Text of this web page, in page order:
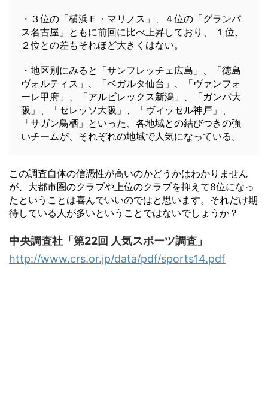
・３位の「横浜Ｆ・マリノス」、４位の「グランパ
ス名古屋」ともに前回に比べ上昇しており、 １位、
２位との差もそれほど大きくはない。
・地区別にみると「サンフレッチェ広島」、「徳島
ヴォルティス」、「ベガルタ仙台」、「ヴァンフォ
ーレ甲府」、「アルビレックス新潟」、「ガンバ大
阪」、「セレッソ大阪」、「ヴィッセル神戸」、
「サガン鳥栖」といった、各地域との結びつきの強
いチームが、それぞれの地域で人気になっている。
この調査自体の信憑性が高いのかどうかはわかりません
が、大都市圏のクラブや上位のクラブを抑えて8位になっ
たということは喜んでいいのではと思います。それだけ期
待している人が多いということではないでしょうか？
中央調査社「第22回 人気スポーツ調査」
http://www.crs.or.jp/data/pdf/sports14.pdf